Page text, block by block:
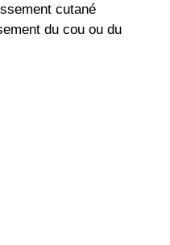
cutané
du cou ou du